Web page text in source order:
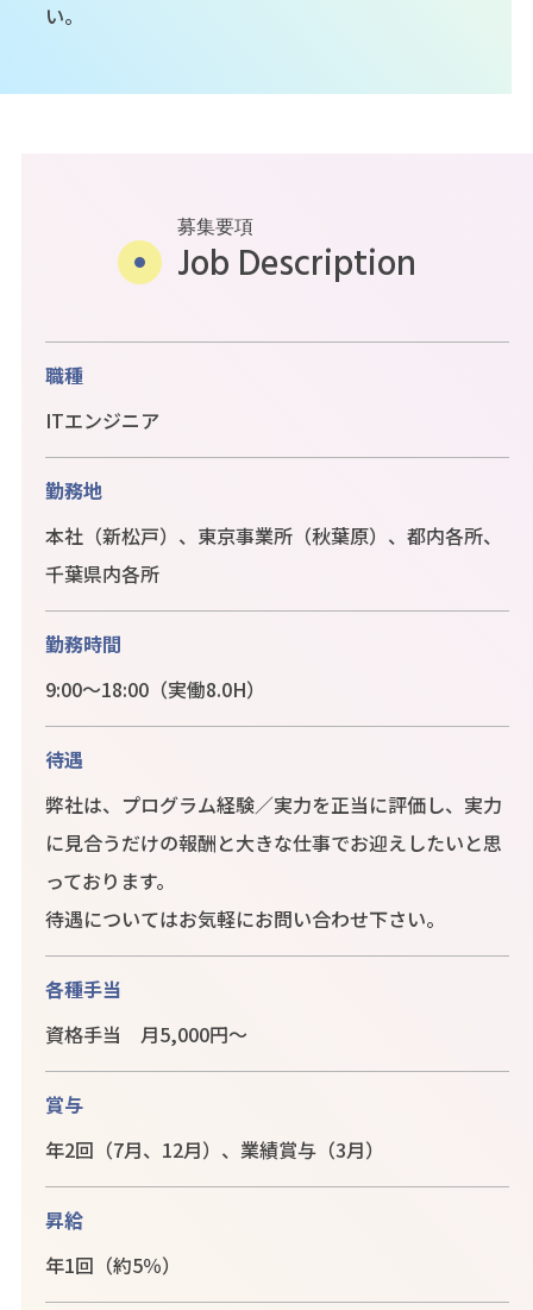
い。
募集要項
Job Description
職種
ITエンジニア
勤務地
本社（新松戸）、東京事業所（秋葉原）、都内各所、
千葉県内各所
勤務時間
9:00～18:00（実働8.0H）
待遇
弊社は、プログラム経験／実力を正当に評価し、実力
に見合うだけの報酬と大きな仕事でお迎えしたいと思
っております。
待遇についてはお気軽にお問い合わせ下さい。
各種手当
資格手当 月5,000円～
賞与
年2回（7月、12月）、業績賞与（3月）
昇給
年1回（約5％）